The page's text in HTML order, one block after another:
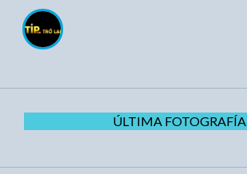
ÚLTIMA FOTOGRAFÍA